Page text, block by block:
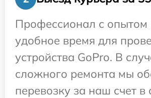
Профессионал с опытом
удобное время для
устройства GoPro. В
сложного ремонта мы
перевозку за наш счет в